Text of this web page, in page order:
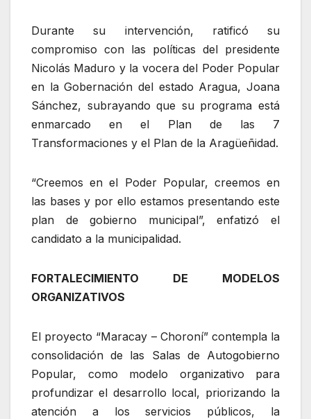
Durante su intervención, ratificó su
compromiso con las políticas del presidente
Nicolás Maduro y la vocera del Poder Popular
en la Gobernación del estado Aragua, Joana
Sánchez, subrayando que su programa está
enmarcado en el Plan de las 7
Transformaciones y el Plan de la Aragüeñidad.
“Creemos en el Poder Popular, creemos en
las bases y por ello estamos presentando este
plan de gobierno municipal”, enfatizó el
candidato a la municipalidad.
FORTALECIMIENTO DE MODELOS
ORGANIZATIVOS
El proyecto “Maracay – Choroní” contempla la
consolidación de las Salas de Autogobierno
Popular, como modelo organizativo para
profundizar el desarrollo local, priorizando la
atención a los servicios públicos, la